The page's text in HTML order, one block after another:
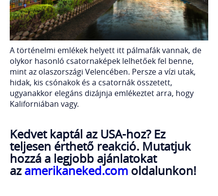
A történelmi emlékek helyett itt pálmafák vannak, de
olykor hasonló csatornaképek lelhetőek fel benne,
mint az olaszországi Velencében. Persze a vízi utak,
hidak, kis csónakok és a csatornák összetett,
ugyanakkor elegáns dizájnja emlékeztet arra, hogy
Kaliforniában vagy.
Kedvet kaptál az USA-hoz? Ez
teljesen érthető reakció. Mutatjuk
hozzá a legjobb ajánlatokat
azamerikaneked.com oldalunkon!